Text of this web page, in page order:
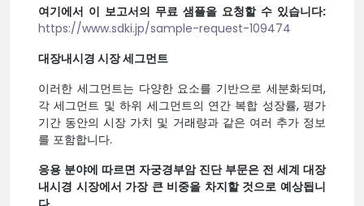
여기에서 이 보고서의 무료 샘플을 요청할 수 있습니다:
https://www.sdki.jp/sample-request-109474
대장내시경 시장 세그먼트
이러한 세그먼트는 다양한 요소를 기반으로 세분화되며,
각 세그먼트 및 하위 세그먼트의 연간 복합 성장률, 평가
기간 동안의 시장 가치 및 거래량과 같은 여러 추가 정보
를 포함합니다.
응용 분야에 따르면 자궁경부암 진단 부문은 전 세계 대장
내시경 시장에서 가장 큰 비중을 차지할 것으로 예상됩니